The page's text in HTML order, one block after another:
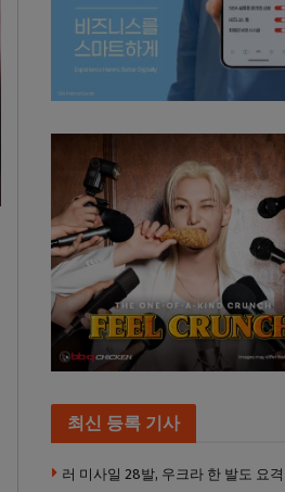
최신 등록 기사
러 미사일 28발, 우크라 한 발도 요